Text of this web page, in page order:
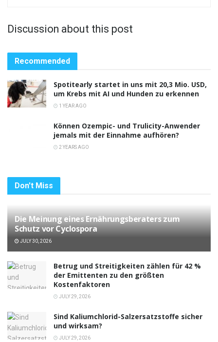
Discussion about this post
Recommended
Spotitearly startet in uns mit 20,3 Mio. USD,
um Krebs mit AI und Hunden zu erkennen
1 YEAR AGO
Können Ozempic- und Trulicity-Anwender
jemals mit der Einnahme aufhören?
2 YEARS AGO
Don't Miss
Die Meinung eines Ernährungsberaters zum
Schutz vor Cyclospora
JULY 30, 2026
Betrug und Streitigkeiten zählen für 42 %
der Emittenten zu den größten
Kostenfaktoren
JULY 29, 2026
Sind Kaliumchlorid-Salzersatzstoffe sicher
und wirksam?
JULY 29, 2026